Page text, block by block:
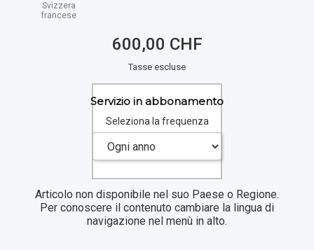
Svizzera
francese
600,00 CHF
Tasse escluse
Servizio in abbonamento
Seleziona la frequenza
Articolo non disponibile nel suo Paese o Regione.
Per conoscere il contenuto cambiare la lingua di
navigazione nel menù in alto.